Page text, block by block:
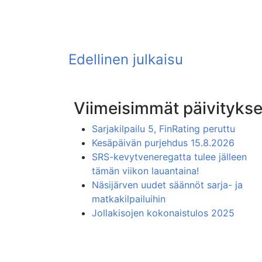
Viimeisimmät
Sarjakilpailu 5, FinRating peruttu
Kesäpäivän purjehdus 15.8.2026
SRS-kevytveneregatta tulee jälleen
tämän viikon lauantaina!
Näsijärven uudet säännöt sarja- ja
matkakilpailuihin
Jollakisojen kokonaistulos 2025